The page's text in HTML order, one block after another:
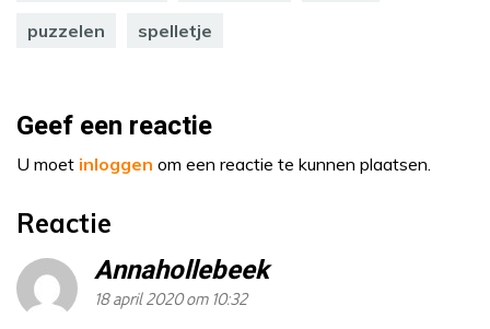
puzzelen spelletje
Geef een reactie
U moet inloggen om een reactie te kunnen plaatsen.
Reactie
Annahollebeek
18 april 2020 om 10:32